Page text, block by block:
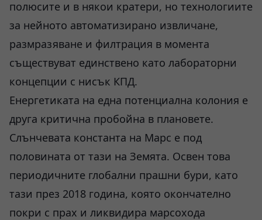
полюсите и в някои кратери, но технологиите
за нейното автоматизирано извличане,
размразяване и филтрация в момента
съществуват единствено като лабораторни
концепции с нисък КПД.
Енергетиката на една потенциална колония е
друга критична пробойна в плановете.
Слънчевата константа на Марс е под
половината от тази на Земята. Освен това
периодичните глобални прашни бури, като
тази през 2018 година, която окончателно
покри с прах и ликвидира марсохода